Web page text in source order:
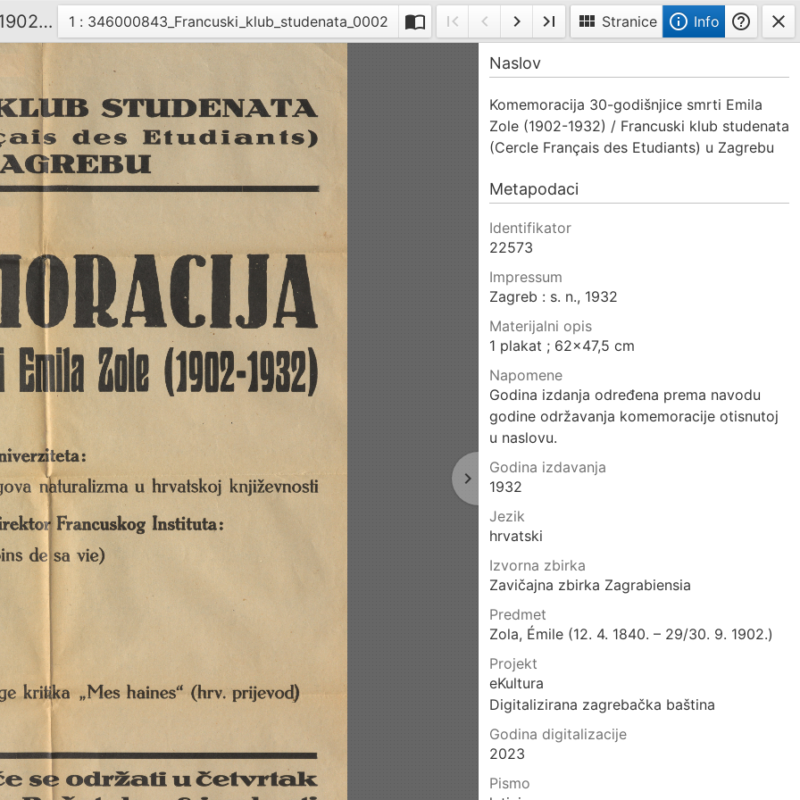
Komemoracija 30-godišnjice smrti Emila Zole (1902-1932) / Francuski klub studenata (Cercle Français des Etudiants) u Zagrebu
Trenutna
stranica
1 : 346000843_Francuski_klub_studenata_0002 import_contacts
Dvije
first_page
Prva
stranica
navigate_before
Prethodna
stranica
navigate_next
Sljedeća
stranica
last_page
Posljednja
view_module Stranice info_outline Info help_outline close
navigate_next
Sljedeća
Info
Naslov
Komemoracija 30-godišnjice smrti Emila
Zole (1902-1932) / Francuski klub studenata
(Cercle Français des Etudiants) u Zagrebu
Metapodaci
Identifikator
22573
Impressum
Zagreb : s. n., 1932
Materijalni opis
1 plakat ; 62x47,5 cm
Napomene
Godina izdanja određena prema navodu
godine održavanja komemoracije otisnutoj
u naslovu.
Godina izdavanja
1932
Jezik
hrvatski
Izvorna zbirka
Zavičajna zbirka Zagrabiensia
Predmet
Zola, Émile (12. 4. 1840. – 29/30. 9. 1902.)
Projekt
eKultura
Digitalizirana zagrebačka baština
Godina digitalizacije
2023
Pismo